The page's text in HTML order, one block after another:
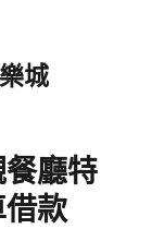
城
廳特
款